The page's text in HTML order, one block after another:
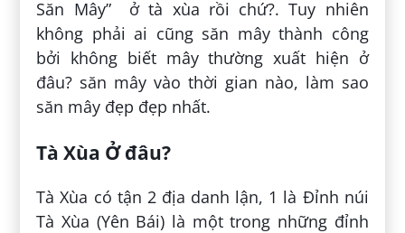
Săn Mây” ở tà xùa rồi chứ?. Tuy nhiên
không phải ai cũng săn mây thành công
bởi không biết mây thường xuất hiện ở
đâu? săn mây vào thời gian nào, làm sao
săn mây đẹp đẹp nhất.
Tà Xùa Ở đâu?
Tà Xùa có tận 2 địa danh lận, 1 là Đỉnh núi
Tà Xùa (Yên Bái) là một trong những đỉnh